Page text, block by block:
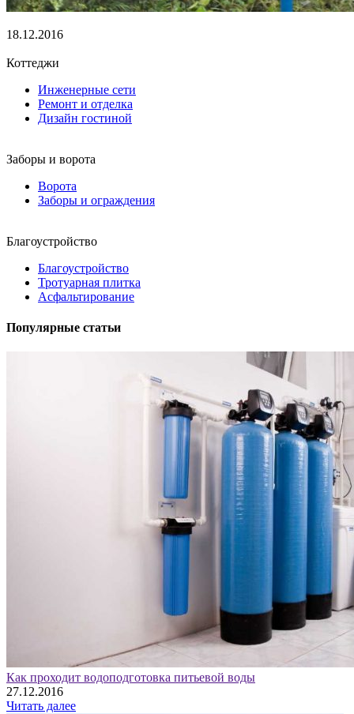
18.12.2016
Коттеджи
Инженерные сети
Ремонт и отделка
Дизайн гостиной
Заборы и ворота
Ворота
Заборы и ограждения
Благоустройство
Благоустройство
Тротуарная плитка
Асфальтирование
Популярные статьи
Как проходит водоподготовка питьевой воды
27.12.2016
Читать далее